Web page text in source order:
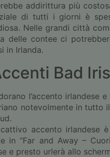
addirittura più
di tutti i giorni è
Nelle grandi città
delle contee ci
in Irlanda.
Bad
l’accento irlandese
notevolmente in tutto
accento irlandese
in “Far and Away –
e presto urlerà allo